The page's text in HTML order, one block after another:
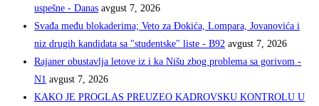
uspešne - Danas avgust 7, 2026
Svađa među blokaderima; Veto za Đokića, Lompara, Jovanovića i
niz drugih kandidata sa "studentske" liste - B92 avgust 7, 2026
Rajaner obustavlja letove iz i ka Nišu zbog problema sa gorivom -
N1 avgust 7, 2026
KAKO JE PROGLAS PREUZEO KADROVSKU KONTROLU U